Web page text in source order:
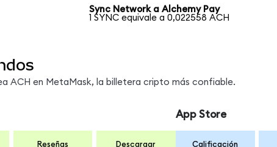
Sync Network a Alchemy Pay
1 SYNC equivale a 0,022558 ACH
ACH en MetaMask, la billetera cripto más confiable.
Reseñas Descargar
App Store
Calificación